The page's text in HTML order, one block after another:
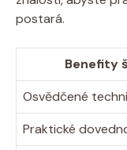
postará.
Benefity
Osvědčené
Praktické